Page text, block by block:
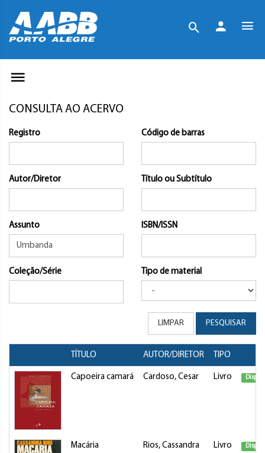
CONSULTA AO ACERVO
Registro Código de barras
Autor/Diretor Título ou Subtítulo
Assunto ISBN/ISSN
Coleção/Série Tipo de material
LIMPAR PESQUISAR
TÍTULO AUTOR/DIRETOR TIPO
Capoeira camará Cardoso, Cesar Livro
Macária Rios, Cassandra Livro